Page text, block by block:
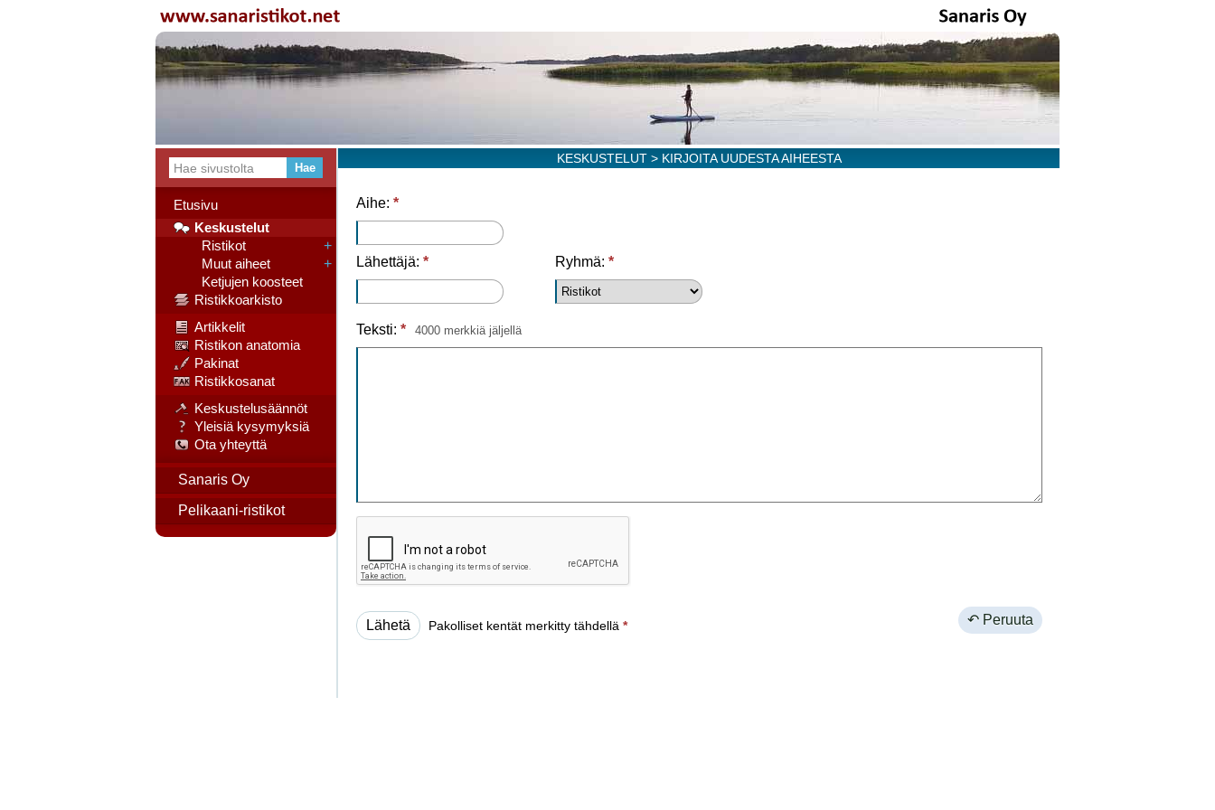
Etusivu
Keskustelut
Ristikot
+
Muut aiheet
+
Ketjujen koosteet
Ristikkoarkisto
Artikkelit
Ristikon anatomia
Pakinat
Ristikkosanat
Keskustelusäännöt
Yleisiä kysymyksiä
Ota yhteyttä
Sanaris Oy
Pelikaani-ristikot
KESKUSTELUT> KIRJOITA UUDESTA AIHEESTA
Aihe: *
Lähettäjä: * Ryhmä:*
Teksti: * 4000 merkkiä jäljellä
Pakolliset kentät merkitty tähdellä * ↶ Peruuta